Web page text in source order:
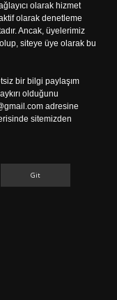
olarak hizmet
olarak denetleme
Ancak, üyelerimiz
siteye üye olarak bu
bir bilgi paylaşım
olduğunu
adresine
sitemizden